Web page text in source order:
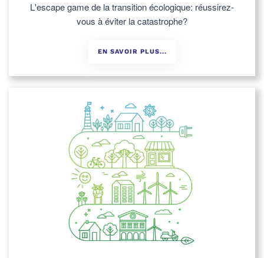
L'escape game de la transition écologique: réussirez-
vous à éviter la catastrophe?
EN SAVOIR PLUS...